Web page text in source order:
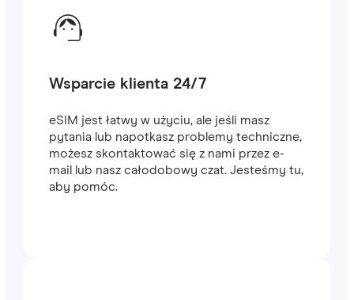
Wsparcie klienta 24/7
eSIM jest łatwy w użyciu, ale jeśli masz
pytania lub napotkasz problemy techniczne,
możesz skontaktować się z nami przez e-
mail lub nasz całodobowy czat. Jesteśmy tu,
aby pomóc.